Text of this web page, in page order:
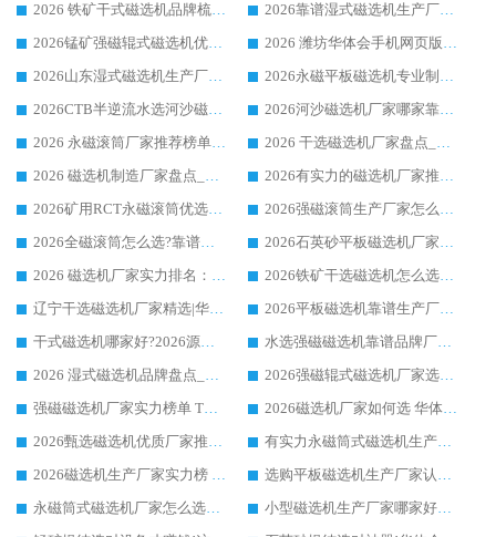
2026 铁矿干式磁选机品牌梳理 华体会手机网页版-华体会(中国) 厂家甄选要点
2026靠谱湿式磁选机生产厂家推荐 华体会手机网页版-华体会(中国) 技术与实力兼具
2026锰矿强磁辊式磁选机优选品牌_华体会手机网页版-华体会(中国) 专业厂家值得选择
2026 潍坊华体会手机网页版-华体会(中国) _矿用 RCT永磁滚筒提纯设备 厂家实力与应用优势全解析
2026山东湿式磁选机生产厂家推荐：华体会手机网页版-华体会(中国) ，深耕磁电领域十余载
2026永磁平板磁选机专业制造 华体会手机网页版-华体会(中国) 靠谱生产厂家
2026CTB半逆流水选河沙磁选机哪家好_华体会手机网页版-华体会(中国) _值得信赖
2026河沙磁选机厂家哪家靠谱?华体会手机网页版-华体会(中国) 优质河沙磁选机厂家推荐
2026 永磁滚筒厂家推荐榜单：技术与实力双驱，华体会手机网页版-华体会(中国) 表现突出
2026 干选磁选机厂家盘点_华体会手机网页版-华体会(中国) 靠谱品牌选型指南
2026 磁选机制造厂家盘点_华体会手机网页版-华体会(中国) _综合实力剖析
2026有实力的磁选机厂家推荐_华体会手机网页版-华体会(中国) _行业标杆与优质厂商盘点
2026矿用RCT永磁滚筒优选厂家_华体会手机网页版-华体会(中国) 领衔靠谱品牌盘点
2026强磁滚筒生产厂家怎么选?行业口碑推荐华体会手机网页版-华体会(中国)
2026全磁滚筒怎么选?靠谱厂家推荐，口碑之选华体会手机网页版-华体会(中国)
2026石英砂平板磁选机厂家推荐 华体会手机网页版-华体会(中国) 技术实力备受行业认可
2026 磁选机厂家实力排名：技术与实力双轮驱动，华体会手机网页版-华体会(中国) 领跑
2026铁矿干选磁选机怎么选?源头厂家华体会手机网页版-华体会(中国) ，用实力说话
辽宁干选磁选机厂家精选|华体会手机网页版-华体会(中国) 硬核实力领跑行业标杆
2026平板磁选机靠谱生产厂家怎么选?行业标杆华体会手机网页版-华体会(中国) ，凭硬实力脱颖而出
干式磁选机哪家好?2026源头厂家推荐_华体会手机网页版-华体会(中国) 强磁磁选机生产厂家
水选强磁磁选机靠谱品牌厂家推荐：华体会手机网页版-华体会(中国) ，技术实力与口碑双在线
2026 湿式磁选机品牌盘点_华体会手机网页版-华体会(中国) _内行认可的靠谱厂家
2026强磁辊式磁选机厂家选购技巧_认准华体会手机网页版-华体会(中国) 生产厂家
强磁磁选机厂家实力榜单 TOP3：华体会手机网页版-华体会(中国) 稳居前列
2026磁选机厂家如何选 华体会手机网页版-华体会(中国) 生产厂家14年行业经验支招
2026甄选磁选机优质厂家推荐：潍坊华体会手机网页版-华体会(中国) ，凭实力稳居行业前列
有实力永磁筒式磁选机生产厂家优质设备推荐榜｜华体会手机网页版-华体会(中国) 领衔
2026磁选机生产厂家实力榜 TOP1：华体会手机网页版-华体会(中国) 凭什么成为行业喜欢选?
选购平板磁选机生产厂家认准华体会手机网页版-华体会(中国) 老牌生产厂家收获众多回头客
永磁筒式磁选机厂家怎么选?14 年老厂华体会手机网页版-华体会(中国) 凭实力出圈，这 5 大优势太圈粉
小型磁选机生产厂家哪家好?2026 年实测推荐，华体会手机网页版-华体会(中国) 十年口碑厂值得闭眼入